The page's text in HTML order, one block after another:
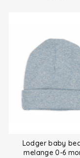
Lodger baby
melange 0-6